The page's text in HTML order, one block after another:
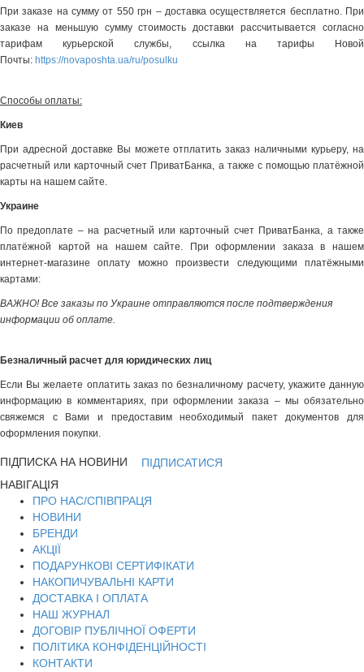
При заказе на сумму от 550 грн – доставка осуществляется бесплатно. При
заказе на меньшую сумму стоимость доставки рассчитывается согласно
тарифам курьерской службы, ссылка на тарифы Новой
Почты: https://novaposhta.ua/ru/posulku
Способы оплаты:
Киев
При адресной доставке Вы можете отплатить заказ наличными курьеру, на
расчетный или карточный счет ПриватБанка, а также с помощью платёжной
карты на нашем сайте.
Украине
По предоплате – на расчетный или карточный счет ПриватБанка, а также
платёжной картой на нашем сайте. При оформлении заказа в нашем
интернет-магазине оплату можно произвести следующими платёжными
картами:
ВАЖНО! Все заказы по Украине отправляются после подтверждения
информации об оплате.
Безналичный расчет для юридических лиц
Если Вы желаете оплатить заказ по безналичному расчету, укажите данную
информацию в комментариях, при оформлении заказа – мы обязательно
свяжемся с Вами и предоставим необходимый пакет документов для
оформления покупки.
ПІДПИСКА НА НОВИНИ
ПІДПИСАТИСЯ
НАВІГАЦІЯ
ПРО НАС/СПІВПРАЦЯ
НОВИНИ
БРЕНДИ
АКЦІЇ
ПОДАРУНКОВІ СЕРТИФІКАТИ
НАКОПИЧУВАЛЬНІ КАРТИ
ДОСТАВКА І ОПЛАТА
НАШ ЖУРНАЛ
ДОГОВІР ПУБЛІЧНОЇ ОФЕРТИ
ПОЛІТИКА КОНФІДЕНЦІЙНОСТІ
КОНТАКТИ